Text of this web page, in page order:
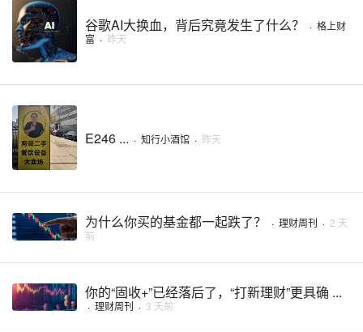
谷歌AI大换血，背后究竟发生了什么？ · 格上财
富 · 昨天
E246 ... · 知行小酒馆 · 昨天
为什么你买的基金都一起跌了？ · 理财周刊 · 2 天
前
你的“固收+”已经落后了，“打新理财”更具确 ...
· 理财周刊 · 3 天前